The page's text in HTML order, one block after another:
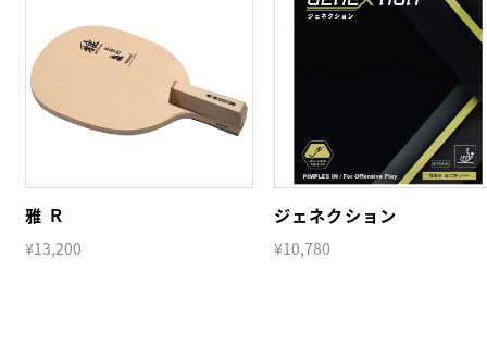
雅 Ｒ
¥13,200
ジェネクション
¥10,780